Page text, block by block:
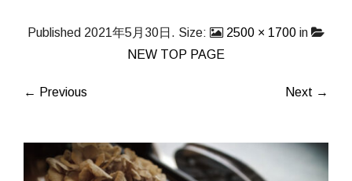
Published 2021年5月30日 . Size: 2500 × 1700 in
NEW TOP PAGE
← Previous Next →